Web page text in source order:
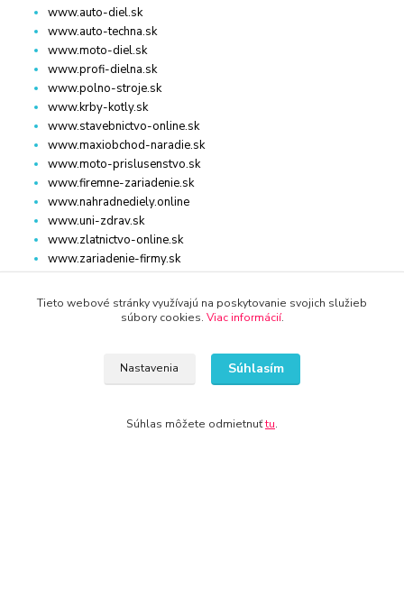
www.auto-diel.sk
www.auto-techna.sk
www.moto-diel.sk
www.profi-dielna.sk
www.polno-stroje.sk
www.krby-kotly.sk
www.stavebnictvo-online.sk
www.maxiobchod-naradie.sk
www.moto-prislusenstvo.sk
www.firemne-zariadenie.sk
www.nahradnediely.online
www.uni-zdrav.sk
www.zlatnictvo-online.sk
www.zariadenie-firmy.sk
Tieto webové stránky využívajú na poskytovanie svojich služieb
súbory cookies. Viac informácií.
Nastavenia Súhlasím
Súhlas môžete odmietnuťtu.